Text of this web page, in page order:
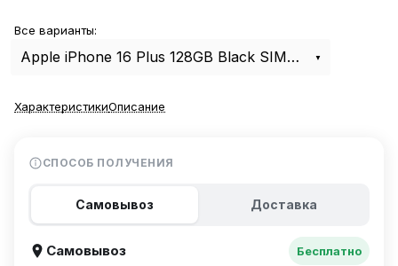
Все варианты:
Apple iPhone 16 Plus 128GB Black SIM+eSIM
ХарактеристикиОписание
СПОСОБ ПОЛУЧЕНИЯ
Самовывоз Доставка
Самовывоз
Бесплатно